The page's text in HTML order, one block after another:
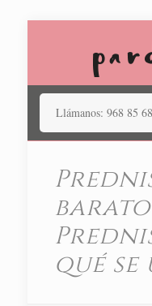
Llámanos: 968 85
barato
qué